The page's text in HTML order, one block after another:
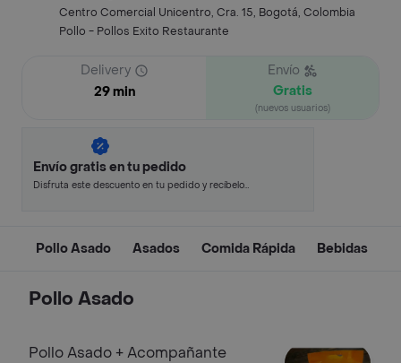
Centro Comercial Unicentro, Cra. 15, Bogotá, Colombia
Pollo - Pollos Exito Restaurante
Delivery
29 min
Envío
Gratis
(nuevos usuarios)
Envío gratis en tu pedido
Disfruta este descuento en tu pedido y recíbelo
Pollo Asado Asados Comida Rápida Bebidas
Pollo Asado
Pollo Asado + Acompañante